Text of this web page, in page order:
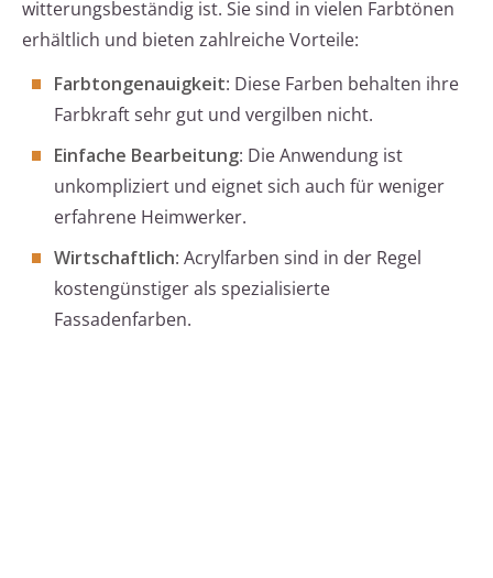
witterungsbeständig ist. Sie sind in vielen Farbtönen
erhältlich und bieten zahlreiche Vorteile:
Farbtongenauigkeit: Diese Farben behalten ihre
Farbkraft sehr gut und vergilben nicht.
Einfache Bearbeitung: Die Anwendung ist
unkompliziert und eignet sich auch für weniger
erfahrene Heimwerker.
Wirtschaftlich: Acrylfarben sind in der Regel
kostengünstiger als spezialisierte
Fassadenfarben.